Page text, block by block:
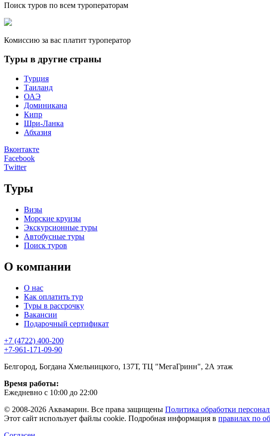
Поиск туров по всем туроператорам
Комиссию за вас платит туроператор
Туры в другие страны
Турция
Таиланд
ОАЭ
Доминикана
Кипр
Шри-Ланка
Абхазия
Вконтакте
Facebook
Twitter
Туры
Визы
Морские круизы
Экскурсионные туры
Автобусные туры
Поиск туров
О компании
О нас
Как оплатить тур
Туры в рассрочку
Вакансии
Подарочный сертификат
+7 (4722) 400-200
+7-961-171-09-90
Белгород, Богдана Хмельницкого, 137Т, ТЦ "МегаГринн", 2А этаж
Время работы:
Ежедневно с 10:00 до 22:00
© 2008-2026 Аквамарин. Все права защищены Политика обработки
Этот сайт использует файлы cookie. Подробная информация в правилах по